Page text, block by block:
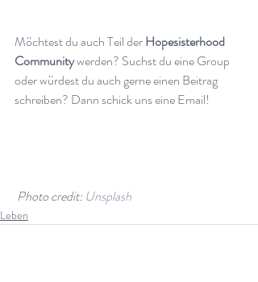
Möchtest du auch Teil der Hopesisterhood
Community werden? Suchst du eine Group
oder würdest du auch gerne einen Beitrag
schreiben? Dann schick uns eine Email!
Photo credit: Unsplash
Leben